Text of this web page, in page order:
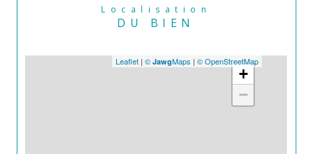
Localisation
DU BIEN
+
−
Leaflet | © JawgMaps | © OpenStreetMap